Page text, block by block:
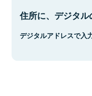
住所に、デジタル
デジタルアドレスで入